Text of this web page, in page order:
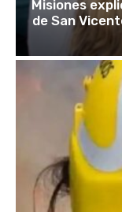
Misiones
de San